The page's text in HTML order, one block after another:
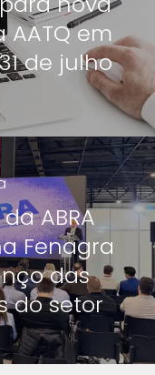
em
de julho
ABRA
Fenagra
das
do setor